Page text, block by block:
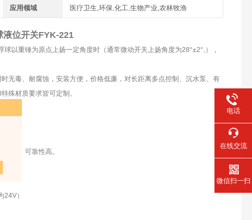
应用领域 医疗卫生,环保,化工,生物产业,农林牧渔
液位开关FYK-221
重锤为原点上扬一定角度时（通常微动开关上扬角度为28°±2°,），
无毒、耐腐蚀，安装方便，价格低廉，对长距离多点控制、沉水泵、有
殊材质要求皆可定制。
动作，可靠性高。
）
电话
在线交流
微信扫一扫